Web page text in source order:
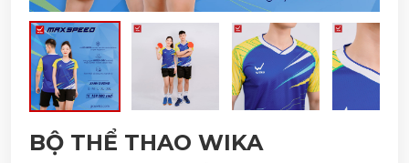
BỘ THỂ THAO WIKA